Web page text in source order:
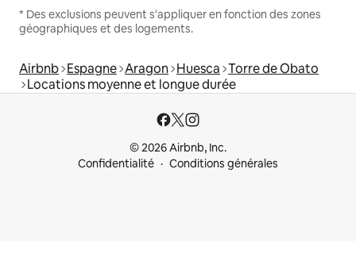
* Des exclusions peuvent s'appliquer en fonction des zones
géographiques et des logements.
Airbnb Espagne Aragon Huesca Torre de Obato
Locations moyenne et longue durée
© 2026 Airbnb, Inc.
Confidentialité
Conditions générales